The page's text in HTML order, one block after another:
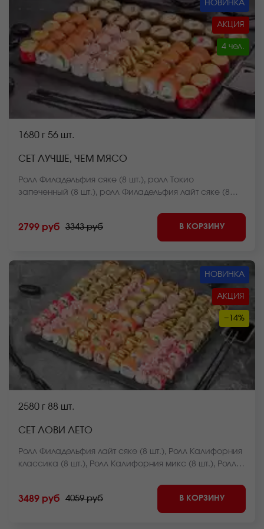
НОВИНКА
АКЦИЯ
4 чел.
1680 г 56 шт.
СЕТ ЛУЧШЕ, ЧЕМ МЯСО
Ролл Филадельфия сяке (8 шт.), ролл Токио
запеченный (8 шт.), ролл Филадельфия лайт сяке (8
курицей запеченный (8 шт.), ролл Филадельфия
темпура (8 шт.), ролл Лава с крабом (8 шт.) *Внешний
вид блюда может отличаться от фото на сайте.
2799 руб 3343 руб В КОРЗИНУ
НОВИНКА
АКЦИЯ
−14%
2580 г 88 шт.
СЕТ ЛОВИ ЛЕТО
Ролл Филадельфия лайт сяке (8 шт.), Ролл Калифорния
классика (8 шт.), Ролл Калифорния микс (8 шт.), Ролл
Ролл Зелёный вайб запеченный (8 шт.), Ролл
Чесночный драйв запеченный (8 шт.), Ролл Нежный с
курицей запеченный (8 шт.), Ролл Другой уровень
3489 руб 4059 руб В КОРЗИНУ